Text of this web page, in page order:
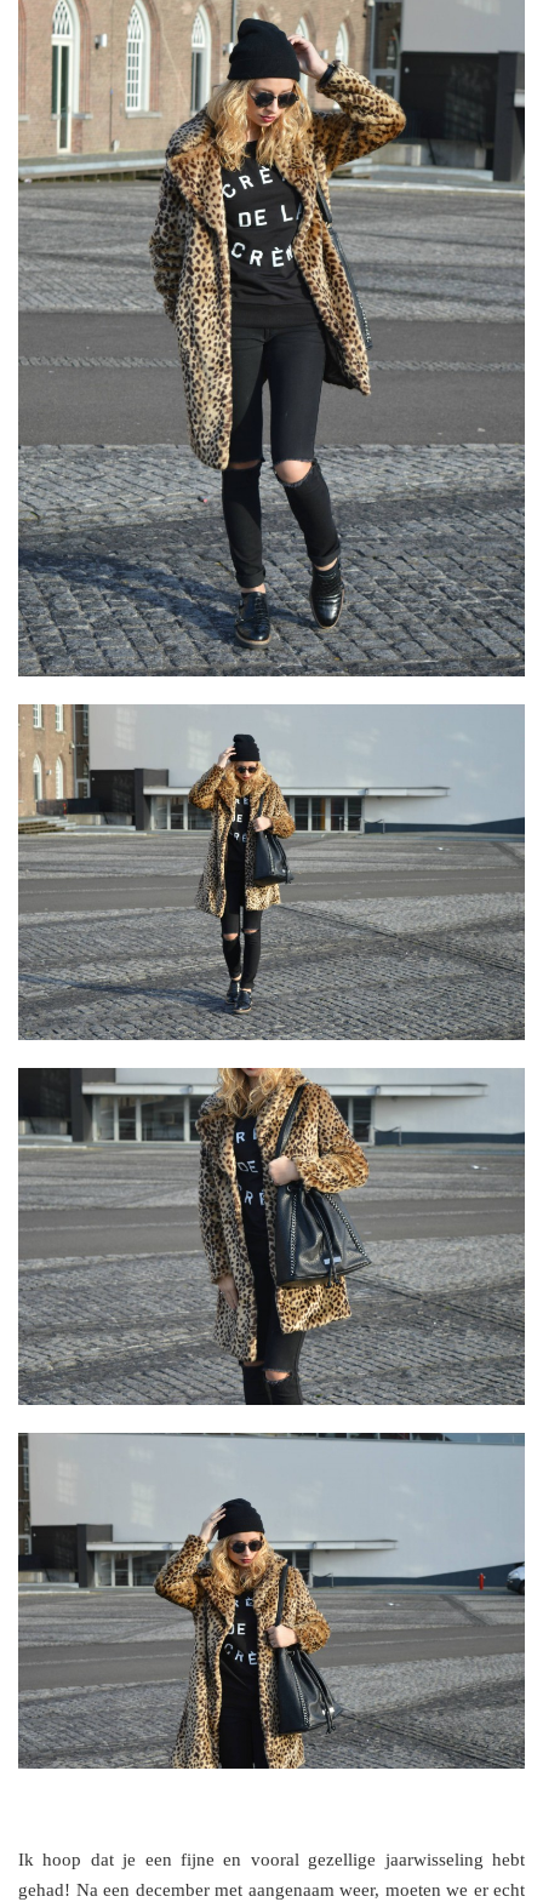
Ik hoop dat je een fijne en vooral gezellige jaarwisseling hebt
gehad! Na een december met aangenaam weer, moeten we er echt